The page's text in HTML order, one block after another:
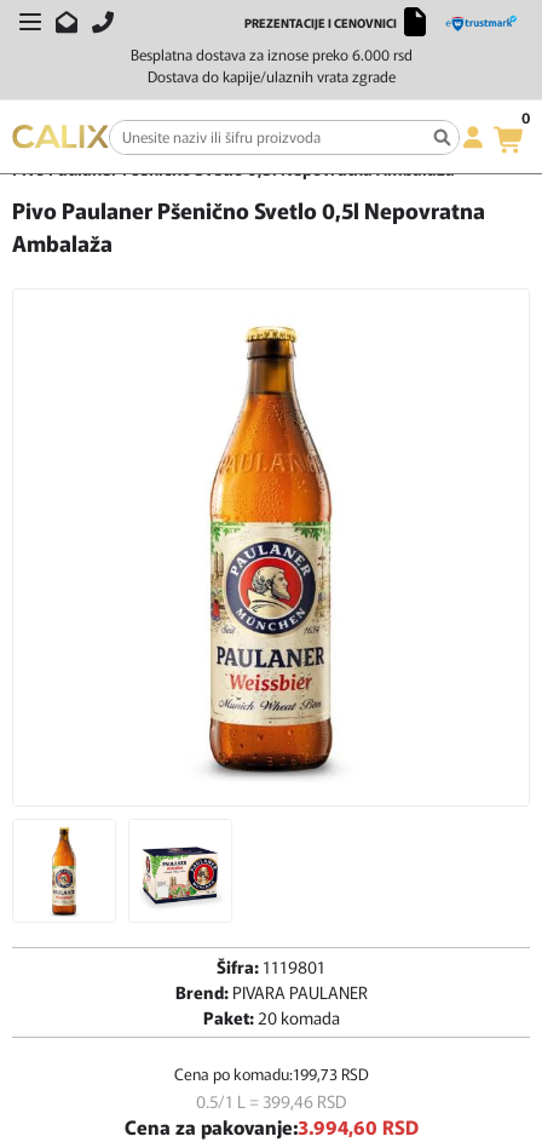
Besplatna dostava za iznose preko 6.000 rsd
Dostava do kapije/ulaznih vrata zgrade
PREZENTACIJE I CENOVNICI
0
Početna Pivo
Pšenično svetlo pivo
Pivo Paulaner Pšenično Svetlo 0,5l Nepovratna Ambalaža
Pivo Paulaner Pšenično Svetlo 0,5l Nepovratna
Ambalaža
Šifra: 1119801
Brend: PIVARA PAULANER
Paket:20 komada
Cena po komadu:199,73 RSD
0.5/1 L = 399,46 RSD
Cena za pakovanje:3.994,60 RSD